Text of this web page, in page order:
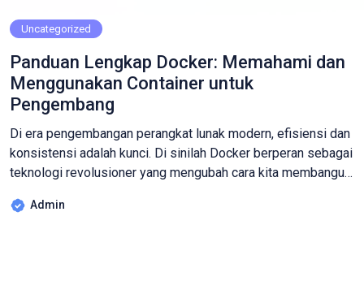
Uncategorized
Panduan Lengkap Docker: Memahami dan
Menggunakan Container untuk
Pengembang
Di era pengembangan perangkat lunak modern, efisiensi dan
konsistensi adalah kunci. Di sinilah Docker berperan sebagai
teknologi revolusioner yang mengubah cara kita membangun,
pengembang, DevOps engineer, atau siapa pun yang tertarik
Admin